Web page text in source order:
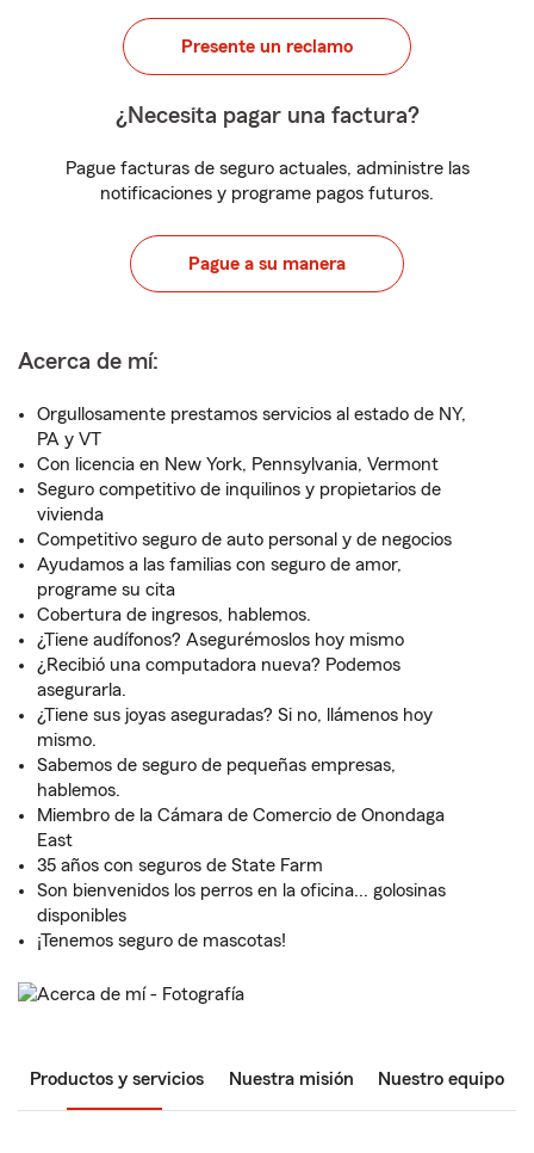
Presente un reclamo
¿Necesita pagar una factura?
Pague facturas de seguro actuales, administre las
notificaciones y programe pagos futuros.
Pague a su manera
Acerca de mí:
Orgullosamente prestamos servicios al estado de NY,
PA y VT
Con licencia en New York, Pennsylvania, Vermont
Seguro competitivo de inquilinos y propietarios de
vivienda
Competitivo seguro de auto personal y de negocios
Ayudamos a las familias con seguro de amor,
programe su cita
Cobertura de ingresos, hablemos.
¿Tiene audífonos? Asegurémoslos hoy mismo
¿Recibió una computadora nueva? Podemos
asegurarla.
¿Tiene sus joyas aseguradas? Si no, llámenos hoy
mismo.
Sabemos de seguro de pequeñas empresas,
hablemos.
Miembro de la Cámara de Comercio de Onondaga
East
35 años con seguros de State Farm
Son bienvenidos los perros en la oficina... golosinas
disponibles
¡Tenemos seguro de mascotas!
Productos y servicios Nuestra misión Nuestro equipo